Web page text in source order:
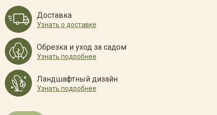
Доставка
Узнать о доставке
Обрезка и уход за садом
Узнать подробнее
Ландшафтный дизайн
Узнать подробнее